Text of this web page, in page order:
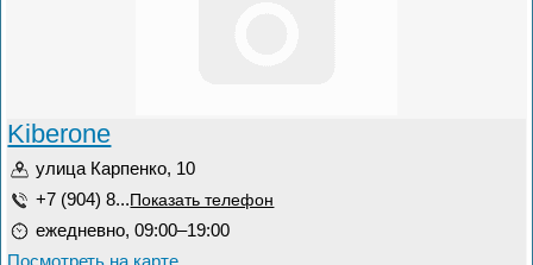
Kiberone
улица Карпенко, 10
+7 (904) 8... Показать телефон
ежедневно, 09:00–19:00
Посмотреть на карте